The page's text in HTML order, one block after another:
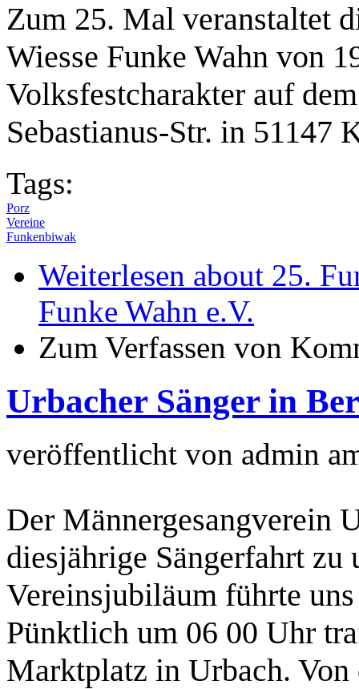
Zum 25. Mal veranstaltet
Wiesse Funke Wahn von
Volksfestcharakter auf
Sebastianus-Str. in 51147
Tags:
Porz
Vereine
Funkenbiwak
Weiterlesen about 25.
Funke Wahn e.V.
Zum Verfassen von
Urbacher Sänger in
veröffentlicht von admin
Der Männergesangverein
diesjährige Sängerfahrt zu
Vereinsjubiläum führte
Pünktlich um 06 00 Uhr
Marktplatz in Urbach.